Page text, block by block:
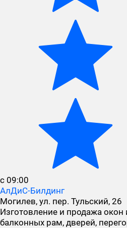
с 09:00
АлДиС-Билдинг
Могилев, ул. пер. Тульский, 26
Изготовление и продажа
балконных рам, дверей,